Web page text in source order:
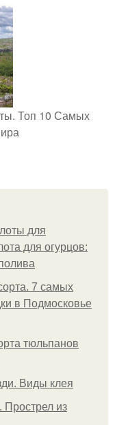
Топ 10 Самых
для
для огурцов:
7 самых
в Подмосковье
тюльпанов
Виды клея
Прострел из